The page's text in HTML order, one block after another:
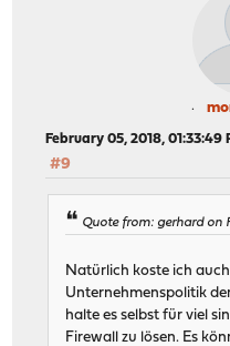
February 05, 2018, 01:33:49
#9
Quote from: gerhard on
Natürlich koste ich
Unternehmenspolitik
halte es selbst für viel
Firewall zu lösen. Es